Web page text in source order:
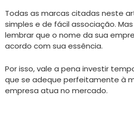
Todas as marcas citadas neste
simples e de fácil associação.
lembrar que o nome da sua
acordo com sua essência.
Por isso, vale a pena investir
que se adeque perfeitamente à
empresa atua no mercado.